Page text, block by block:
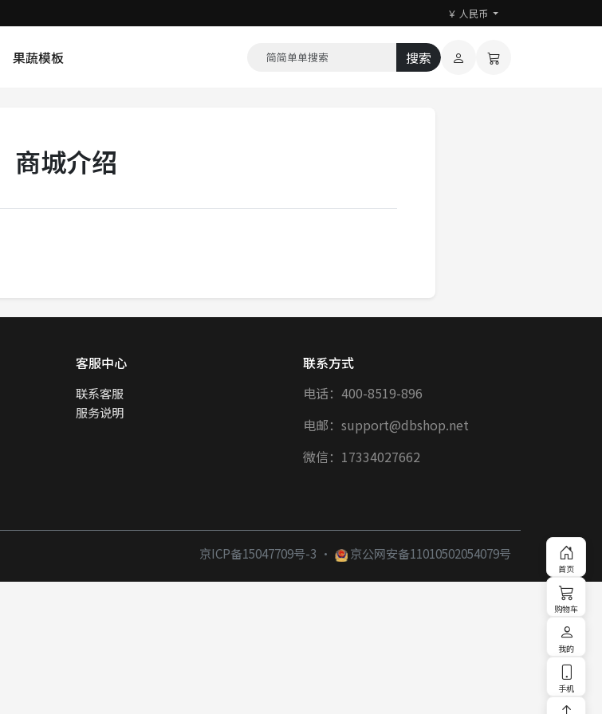
￥ 人民币
果蔬模板 搜索
商城介绍
客服中心
联系客服
服务说明
联系方式
电话：400-8519-896
电邮：support@dbshop.net
微信：17334027662
京ICP备15047709号-3 · 京公网安备11010502054079号
首页
购物车
我的
手机